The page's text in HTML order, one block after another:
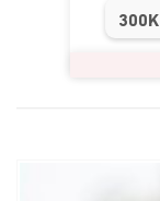
300K